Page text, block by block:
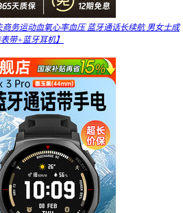
商务运动血氧心率血压 蓝牙通话长续航 男女士成
带+蓝牙耳机】